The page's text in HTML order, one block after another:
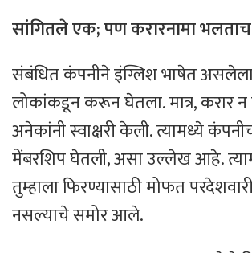
सांगितलेएक;पणकरारनामा
संबंधित कंपनीने इंग्लिश भाषेत
लोकांकडून करून घेतला. मात्र, करार न
अनेकांनी स्वाक्षरी केली. त्यामध्ये
मेंबरशिप घेतली, असा उल्लेख आहे.
तुम्हाला फिरण्यासाठी मोफत
नसल्याचे समोर आले.